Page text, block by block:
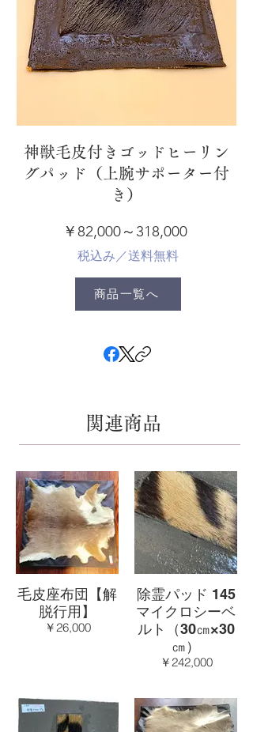
神獣毛皮付きゴッドヒーリン
グパッド（上腕サポーター付
き）
￥82,000～318,000
​税込み／送料無料
商品一覧へ
関連商品
毛皮座布団【解
脱行用】
￥26,000
除霊パッド 145
マイクロシーベ
ルト（30㎝×30
㎝）
￥242,000